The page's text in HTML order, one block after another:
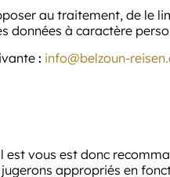
au traitement, de le
à caractère
: info@belzoun-
vous est donc
appropriés en